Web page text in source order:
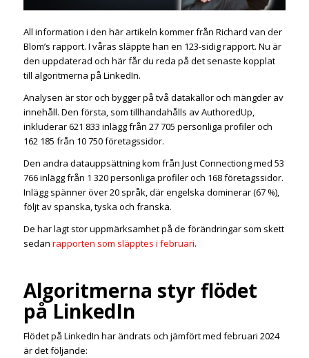
All information i den här artikeln kommer från Richard van der
Blom’s rapport. I våras släppte han en 123-sidig rapport. Nu är
den uppdaterad och här får du reda på det senaste kopplat
till algoritmerna på LinkedIn.
Analysen är stor och bygger på två datakällor och mängder av
innehåll. Den första, som tillhandahålls av AuthoredUp,
inkluderar 621 833 inlägg från 27 705 personliga profiler och
162 185 från 10 750 företagssidor.
Den andra datauppsättning kom från Just Connectiong med 53
766 inlägg från 1 320 personliga profiler och 168 företagssidor.
Inlägg spänner över 20 språk, där engelska dominerar (67 %),
följt av spanska, tyska och franska.
De har lagt stor uppmärksamhet på de förändringar som skett
sedan rapporten som släpptes i februari.
Algoritmerna styr flödet
på LinkedIn
Flödet på LinkedIn har ändrats och jämfört med februari 2024
är det följande: